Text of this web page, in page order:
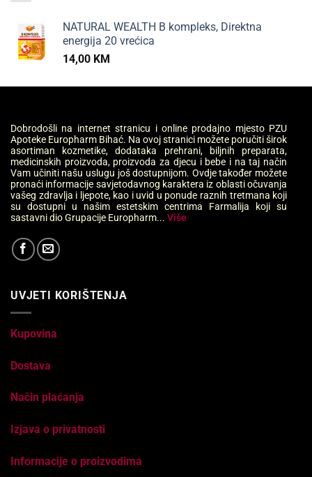
NATURAL WEALTH B kompleks, Direktna
energija 20 vrećica
14,00 KM
Dobrodošli na internet stranicu i online prodajno mjesto PZU
Apoteke Europharm Bihać. Na ovoj stranici možete poručiti širok
asortiman kozmetike, dodataka prehrani, biljnih preparata,
medicinskih proizvoda, proizvoda za djecu i bebe i na taj način
Vam učiniti našu uslugu još dostupnijom. Ovdje također možete
pronaći informacije savjetodavnog karaktera iz oblasti očuvanja
vašeg zdravlja i ljepote, kao i uvid u ponude raznih tretmana koji
su dostupni u našim estetskim centrima Farmalija koji su
sastavni dio Grupacije Europharm... Više
UVJETI KORIŠTENJA
Kupovina
Dostava
Način plaćanja
Izjava o privatnosti
Informacije o proizvodima